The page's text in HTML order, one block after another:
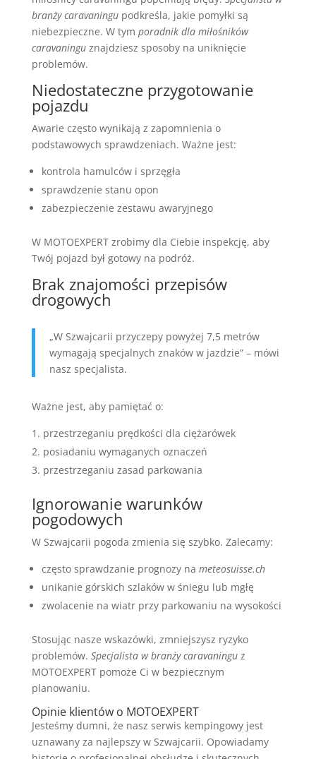
branży caravaningupodkreśla, jakie pomyłki są
niebezpieczne. W tym poradnik dla miłośników
caravaninguznajdziesz sposoby na uniknięcie
problemów.
Niedostateczne przygotowanie
pojazdu
Awarie często wynikają z zapomnienia o
podstawowych sprawdzeniach. Ważne jest:
kontrola hamulców i sprzęgła
sprawdzenie stanu opon
zabezpieczenie zestawu awaryjnego
W MOTOEXPERT zrobimy dla Ciebie inspekcję, aby
Twój pojazd był gotowy na podróż.
Brak znajomości przepisów
drogowych
„W Szwajcarii przyczepy powyżej 7,5 metrów
wymagają specjalnych znaków w jazdzie” – mówi
nasz specjalista.
Ważne jest, aby pamiętać o:
przestrzeganiu prędkości dla ciężarówek
posiadaniu wymaganych oznaczeń
przestrzeganiu zasad parkowania
Ignorowanie warunków
pogodowych
W Szwajcarii pogoda zmienia się szybko. Zalecamy:
często sprawdzanie prognozy na meteosuisse.ch
unikanie górskich szlaków w śniegu lub mgłę
zwolacenie na wiatr przy parkowaniu na wysokości
Stosując nasze wskazówki, zmniejszysz ryzyko
problemów. Specjalista w branży caravaninguz
MOTOEXPERT pomoże Ci w bezpiecznym
planowaniu.
Opinie klientów o MOTOEXPERT
Jesteśmy dumni, że nasz serwis kempingowy jest
uznawany za najlepszy w Szwajcarii. Opowiadamy